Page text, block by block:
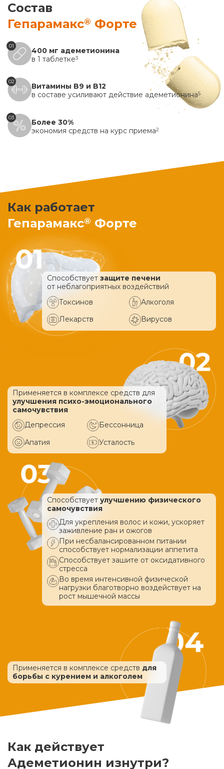
Состав
Гепарамакс® Форте
01
400 мг адеметионина
в 1 таблетке3
02
Витамины B9 и B12
в составе усиливают действие адеметионина5
03
Более 30%
экономия средств на курс приема2
Как работает
Гепарамакс® Форте
Способствует защите печени
от неблагоприятных воздействий
Токсинов
Алкоголя
Лекарств
Вирусов
Применяется в комплексе средств для
улучшения психо-эмоционального
самочувствия
Депрессия
Бессонница
Апатия
Усталость
Способствует улучшению физического
самочувствия
Для укрепления волос и кожи, ускоряет
заживление ран и ожогов
При несбалансированном питании
способствует нормализации аппетита
Способствует зашите от оксидативного
стресса
Во время интенсивной физической
нагрузки благотворно воздействует на
рост мышечной массы
Применяется в комплексе средств для
борьбы с курением и алкоголем
Как действует
Адеметионин изнутри?